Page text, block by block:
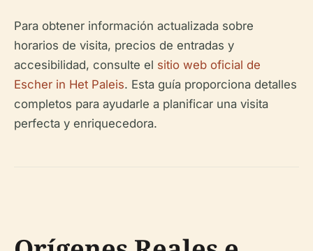
Para obtener información actualizada sobre
horarios de visita, precios de entradas y
accesibilidad, consulte el sitio web oficial de
Escher in Het Paleis. Esta guía proporciona detalles
completos para ayudarle a planificar una visita
perfecta y enriquecedora.